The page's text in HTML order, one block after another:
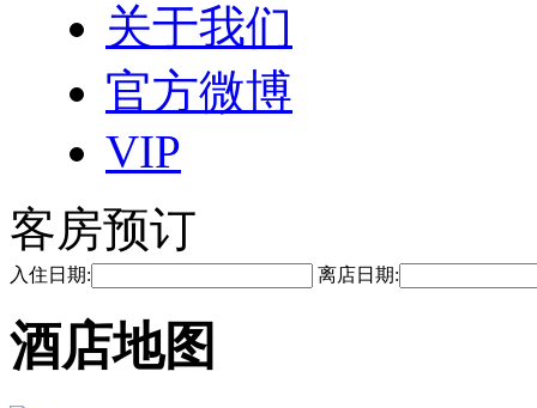
关于我们
官方微博
VIP
客房预订
入住日期: 离店日期:
酒店地图